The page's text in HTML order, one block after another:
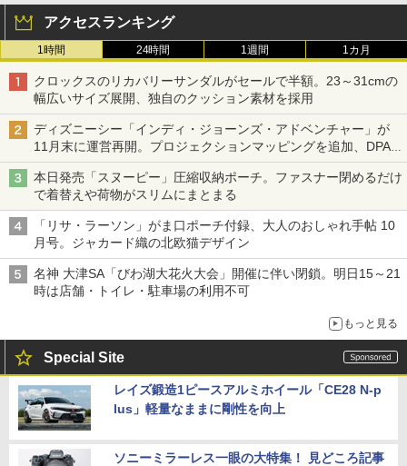
アクセスランキング
1時間 24時間 1週間 1カ月
クロックスのリカバリーサンダルがセールで半額。23～31cmの
幅広いサイズ展開、独自のクッション素材を採用
ディズニーシー「インディ・ジョーンズ・アドベンチャー」が
11月末に運営再開。プロジェクションマッピングを追加、DPA
は1500円
本日発売「スヌーピー」圧縮収納ポーチ。ファスナー閉めるだけ
で着替えや荷物がスリムにまとまる
「リサ・ラーソン」がま口ポーチ付録、大人のおしゃれ手帖 10
月号。ジャカード織の北欧猫デザイン
名神 大津SA「びわ湖大花火大会」開催に伴い閉鎖。明日15～21
時は店舗・トイレ・駐車場の利用不可
もっと見る
Special Site
レイズ鍛造1ピースアルミホイール「CE28 N-p
lus」軽量なままに剛性を向上
ソニーミラーレス一眼の大特集！ 見どころ記事